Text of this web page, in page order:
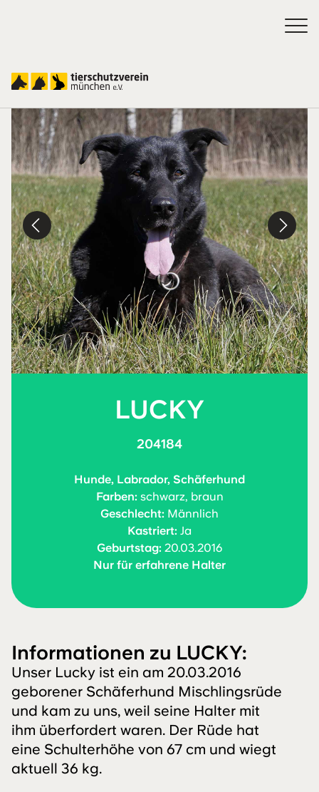
LUCKY
204184
Hunde, Labrador, Schäferhund
Farben:schwarz, braun
Geschlecht: Männlich
Kastriert: Ja
Geburtstag: 20.03.2016
Nur für erfahrene Halter
Informationen zu LUCKY:
Unser Lucky ist ein am 20.03.2016
geborener Schäferhund Mischlingsrüde
und kam zu uns, weil seine Halter mit
ihm überfordert waren. Der Rüde hat
eine Schulterhöhe von 67 cm und wiegt
aktuell 36 kg.